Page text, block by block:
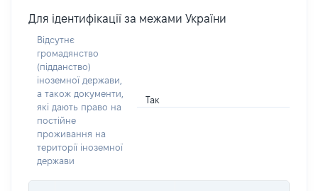
Для ідентифікації за межами України
Відсутнє
громадянство
(підданство)
іноземної держави,
а також документи,
які дають право на
постійне
проживання на
території іноземної
держави
Так